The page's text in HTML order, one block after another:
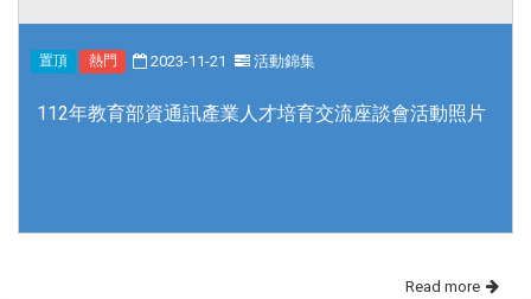
置頂 熱門 2023-11-21 活動錦集
112年教育部資通訊產業人才培育交流座談會活動照片
Read more